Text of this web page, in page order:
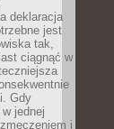
deklaracja
jest
tak,
ciągnąć w
Gdy
jednej
i